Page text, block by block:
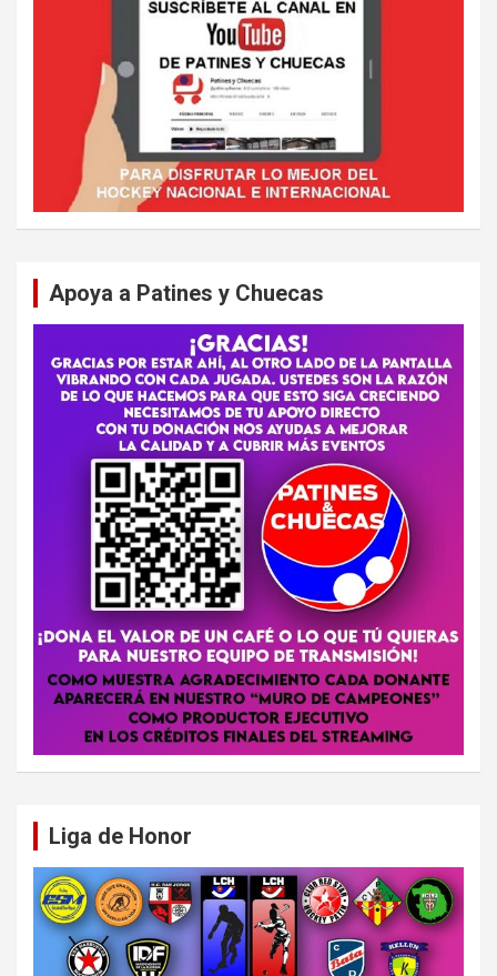
Apoya a Patines y Chuecas
Liga de Honor